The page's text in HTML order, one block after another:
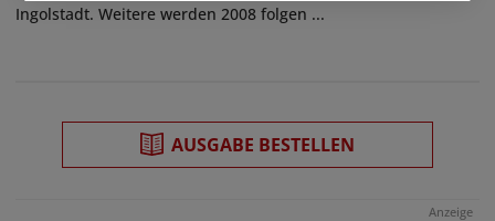
Ingolstadt. Weitere werden 2008 folgen ...
AUSGABE BESTELLEN
Anzeige